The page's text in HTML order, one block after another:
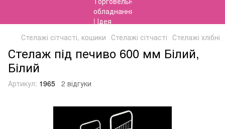
Стелажі сітчасті, кошики Стелажі сітчасті Стелажі хлібні
Стелаж під печиво 600 мм Білий,
Білий
Артикул: 1965 2 відгуки